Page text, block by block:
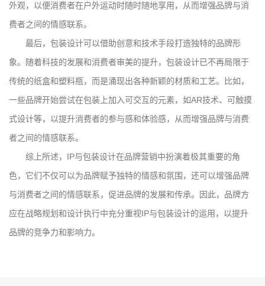
外观，以便消费者在户外运动时随时随地享用，从而增强品牌与消
费者之间的情感联系。
最后，包装设计可以借助创意和技术手段打造独特的品牌形
象。随着科技的发展和消费者审美的提升，包装设计已不再局限于
传统的纸盒和塑料瓶，而是涌现出各种新颖的材质和工艺。比如，
一些品牌开始尝试在包装上加入可交互的元素，如AR技术、可触摸
式设计等，以提升消费者的参与感和体验感，从而增强品牌与消费
者之间的情感联系。
综上所述，IP与包装设计在品牌营销中扮演着极其重要的角
色，它们不仅可以为品牌赋予独特的情感和氛围，还可以增强品牌
与消费者之间的情感联系，促进品牌的发展和传承。因此，品牌方
应在战略规划和设计执行中充分重视IP与包装设计的运用，以提升
品牌的竞争力和影响力。